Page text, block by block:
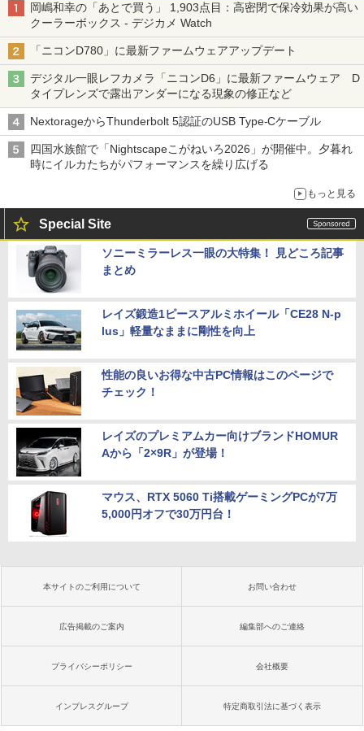
岡嶋和幸の「あとで買う」 1,903点目：高密閉で保冷効果が高い
クーラーボックス - デジカメ Watch
「ニコンD780」に最新ファームウェアアップデート
デジタル一眼レフカメラ「ニコンD6」に最新ファームウェア D
タイプレンズで露出アンダーになる現象の修正など
NextorageからThunderbolt 5認証のUSB Type-Cケーブル
四国水族館で「Nightscapeこがねいろ2026」が開催中。夕暮れ
時にイルカたちがパフォーマンスを繰り広げる
もっと見る
Special Site
ソニーミラーレス一眼の大特集！ 見どころ記事
まとめ
レイズ鍛造1ピースアルミホイール「CE28 N-p
lus」軽量なままに剛性を向上
性能の良いお得な中古PC情報はこのページで
チェック！
レイズのプレミアムカー向けブランドHOMUR
Aから「2×9R」が登場！
マウス、RTX 5060 Ti搭載ゲーミングPCが7万
5,000円オフで30万円台！
本サイトのご利用について お問い合わせ
広告掲載のご案内 編集部へのご連絡
プライバシーポリシー 会社概要
インプレスグループ 特定商取引法に基づく表示